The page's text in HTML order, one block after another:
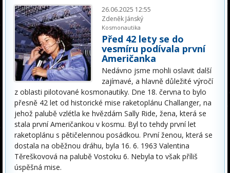
26.06.2025 12:55
Zdeněk Jánský
Kosmonautika
Před 42 lety se do
vesmíru podívala první
Američanka
Nedávno jsme mohli oslavit další
zajímavé, a hlavně důležité výročí
z oblasti pilotované kosmonautiky. Dne 18. června to bylo
přesně 42 let od historické mise raketoplánu Challanger, na
jehož palubě vzlétla ke hvězdám Sally Ride, žena, která se
stala první Američankou v kosmu. Byl to tehdy první let
raketoplánu s pětičelennou posádkou. První ženou, která se
dostala na oběžnou dráhu, byla 16. 6. 1963 Valentina
Těreškovová na palubě Vostoku 6. Nebyla to však příliš
úspěšná mise.